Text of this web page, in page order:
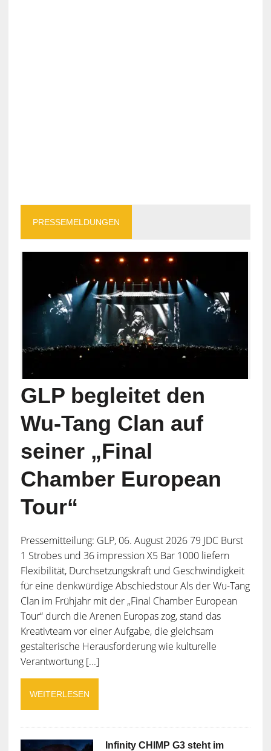
PRESSEMELDUNGEN
GLP begleitet den
Wu-Tang Clan auf
seiner „Final
Chamber European
Tour“
Pressemitteilung: GLP, 06. August 2026 79 JDC Burst
1 Strobes und 36 impression X5 Bar 1000 liefern
Flexibilität, Durchsetzungskraft und Geschwindigkeit
für eine denkwürdige Abschiedstour Als der Wu-Tang
Clan im Frühjahr mit der „Final Chamber European
Tour“ durch die Arenen Europas zog, stand das
Kreativteam vor einer Aufgabe, die gleichsam
gestalterische Herausforderung wie kulturelle
Verantwortung [...]
WEITERLESEN
Infinity CHIMP G3 steht im